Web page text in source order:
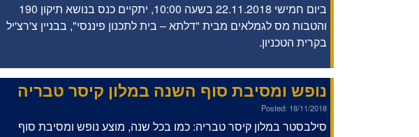
ביום חמישי 22.11.2018 בשעה 10:00, יתקיים כנס בנושא תיקון 190
והטבות מס לגמלאים מבית "דלתא – בית לתכנון פיננסי", בבניין צ'רצ'יל
בקרית הטכניון.
נופש ומסיבת סוף השנה במלון קיסר טבריה
Posted: 18/11/2018
סילבסטר במלון קיסר טבריה: כמו בכל שנה, מוצע נופש ומסיבת סוף